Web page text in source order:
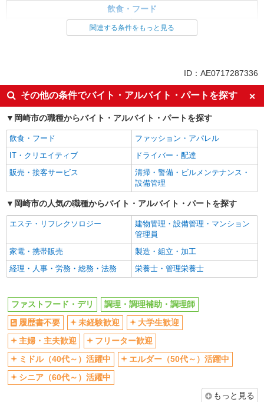
飲食・フード
ファストフード・デリ
調理・調理補助・調理師
ミドル（40代～）活躍中
週2～3日勤務OK
短時間勤務（1日4h以内）OK
深夜
車通勤OK
扶養内勤務OK
交通費支給
社会保険あり
まかない・食事補助
社員登用あり
関連する条件をもっと見る
ID：AE0717287336
その他の条件でバイト・アルバイト・パートを探す
岡崎市の職種からバイト・アルバイト・パートを探す
飲食・フード
ファッション・アパレル
IT・クリエイティブ
ドライバー・配達
販売・接客サービス
清掃・警備・ビルメンテナンス・
設備管理
岡崎市の人気の職種からバイト・アルバイト・パートを探す
エステ・リフレクソロジー
建物管理・設備管理・マンション
管理員
家電・携帯販売
製造・組立・加工
経理・人事・労務・総務・法務
栄養士・管理栄養士
ファストフード・デリ
調理・調理補助・調理師
履歴書不要
未経験歓迎
大学生歓迎
主婦・主夫歓迎
フリーター歓迎
ミドル（40代～）活躍中
エルダー（50代～）活躍中
シニア（60代～）活躍中
もっと見る